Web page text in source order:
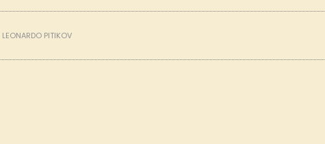
LEONARDO PITIKOV